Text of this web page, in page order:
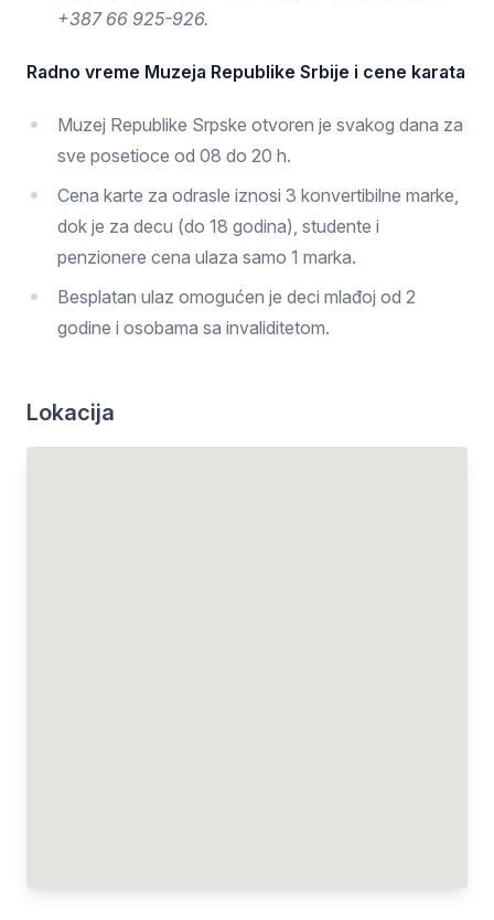
+387 66 925-926.
Radno vreme Muzeja Republike Srbije i cene karata
Muzej Republike Srpske otvoren je svakog dana za
sve posetioce od 08 do 20 h.
Cena karte za odrasle iznosi 3 konvertibilne marke,
dok je za decu (do 18 godina), studente i
penzionere cena ulaza samo 1 marka.
Besplatan ulaz omogućen je deci mlađoj od 2
godine i osobama sa invaliditetom.
Lokacija